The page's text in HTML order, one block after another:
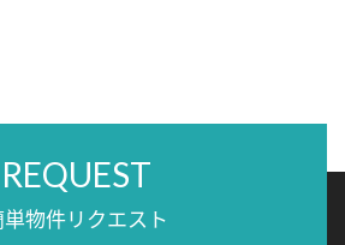
REQUEST
単物件リクエスト